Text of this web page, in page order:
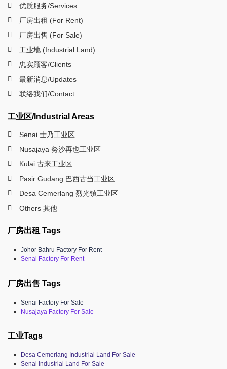
优质服务/Services
厂房出租 (For Rent)
厂房出售 (For Sale)
工业地 (Industrial Land)
忠实顾客/Clients
最新消息/Updates
联络我们/Contact
工业区/Industrial Areas
Senai 士乃工业区
Nusajaya 努沙再也工业区
Kulai 古来工业区
Pasir Gudang 巴西古当工业区
Desa Cemerlang 烈光镇工业区
Others 其他
厂房出租 Tags
Johor Bahru Factory For Rent
Senai Factory For Rent
厂房出售 Tags
Senai Factory For Sale
Nusajaya Factory For Sale
工业Tags
Desa Cemerlang Industrial Land For Sale
Senai Industrial Land For Sale